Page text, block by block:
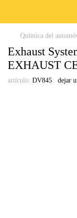
Química del
Exhaust
EXHAUST
artículo: DV845 dejar